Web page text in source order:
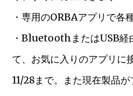
・専用のORBAアプリで各
・BluetoothまたはUSB経
て、お気に入りのアプリに
11/28まで。また現在製品